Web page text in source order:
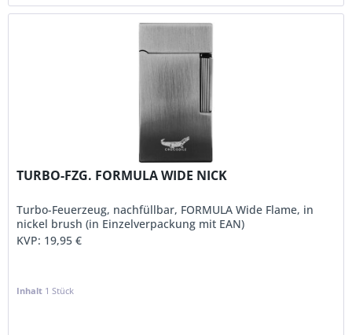
TURBO-FZG. FORMULA WIDE NICK
Turbo-Feuerzeug, nachfüllbar, FORMULA Wide Flame, in
nickel brush (in Einzelverpackung mit EAN)
KVP: 19,95 €
Inhalt 1 Stück